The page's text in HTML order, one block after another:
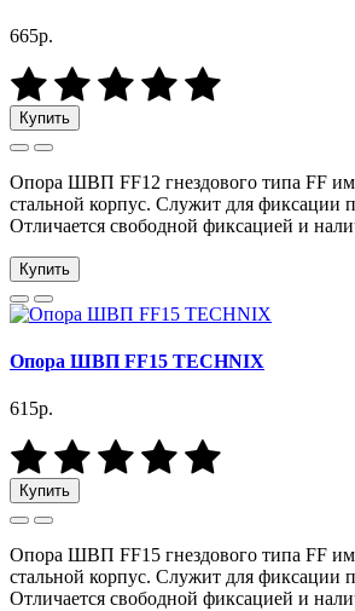
665р.
Купить
Опора ШВП FF12 гнездового типа FF
стальной корпус. Служит для фиксации
Отличается свободной фиксацией и
Купить
Опора ШВП FF15 TECHNIX
615р.
Купить
Опора ШВП FF15 гнездового типа FF
стальной корпус. Служит для фиксации
Отличается свободной фиксацией и